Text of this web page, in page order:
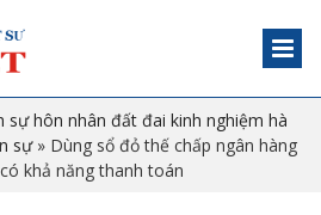
sự hôn nhân đất đai kinh nghiệm hà
sự» Dùng sổ đỏ thế chấp ngân hàng
khả năng thanh toán